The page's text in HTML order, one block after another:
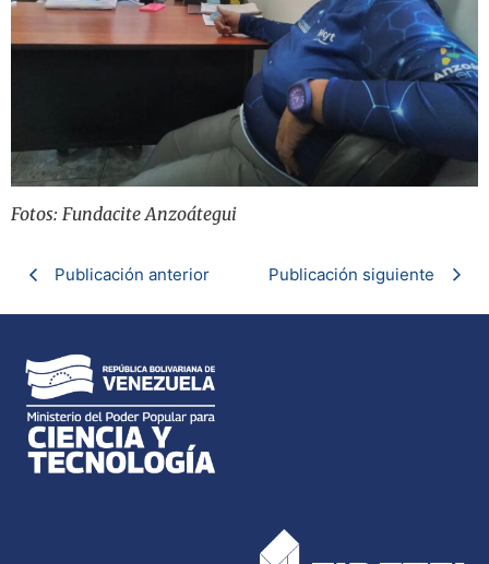
Fotos: Fundacite Anzoátegui
Publicación anterior Publicación siguiente